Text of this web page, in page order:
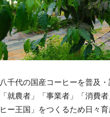
八千代の国産コーヒーを普及
「就農者」「事業者」「消費
ヒー王国」をつくるため日々